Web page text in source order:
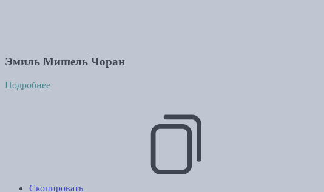
Эмиль Мишель Чоран
Подробнее
Скопировать